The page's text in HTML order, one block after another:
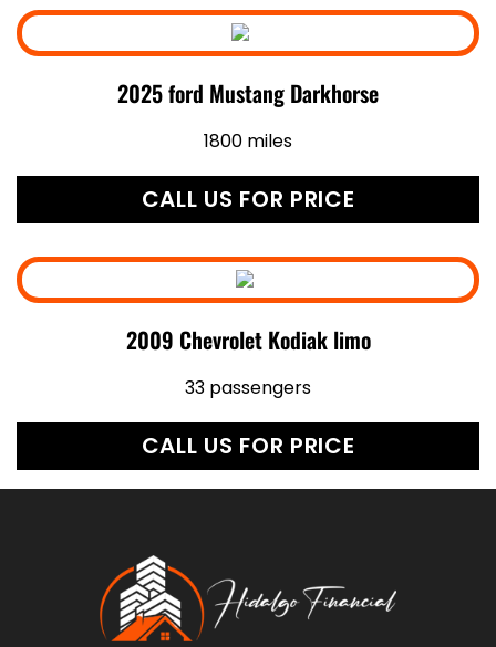
2025 ford Mustang Darkhorse
1800 miles
CALL US FOR PRICE
2009 Chevrolet Kodiak limo
33 passengers
CALL US FOR PRICE